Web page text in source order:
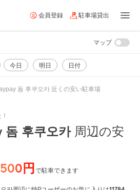
会員登録 駐車場貸出
今日 明日 日付
マップ
돔 후쿠오카 近くの安い駐車場
돔 후쿠오카周辺の安
500円で駐車できます